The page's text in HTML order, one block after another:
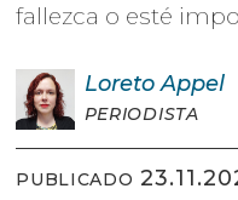
fallezca o esté
Loreto Appel
PERIODISTA
PUBLICADO